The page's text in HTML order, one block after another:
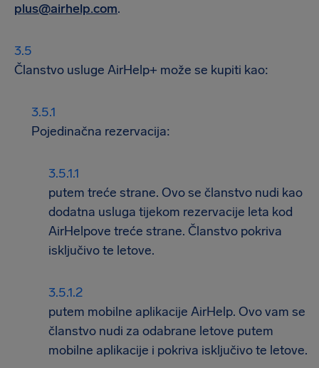
plus@airhelp.com.
Članstvo usluge AirHelp+ može se kupiti kao:
Pojedinačna rezervacija:
putem treće strane. Ovo se članstvo nudi kao
dodatna usluga tijekom rezervacije leta kod
AirHelpove treće strane. Članstvo pokriva
isključivo te letove.
putem mobilne aplikacije AirHelp. Ovo vam se
članstvo nudi za odabrane letove putem
mobilne aplikacije i pokriva isključivo te letove.